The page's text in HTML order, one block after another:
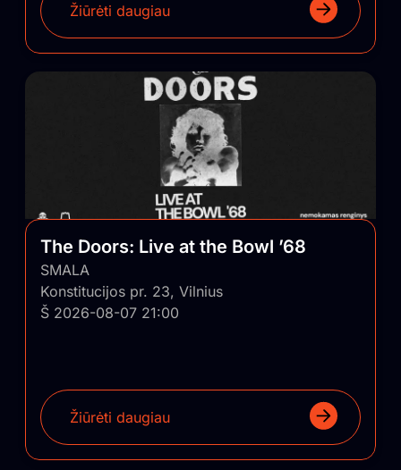
Žiūrėti daugiau
The Doors: Live at the Bowl ’68
SMALA
Konstitucijos pr. 23, Vilnius
Š 2026-08-07 21:00
Žiūrėti daugiau